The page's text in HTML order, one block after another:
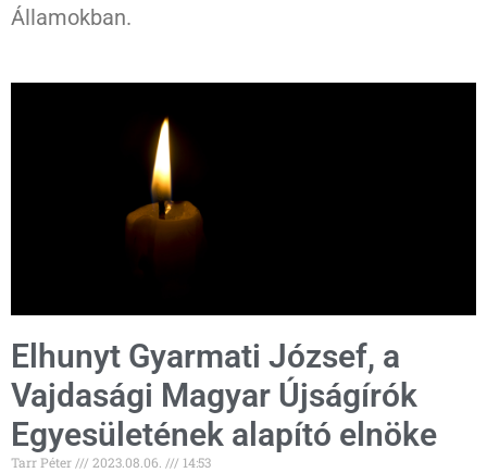
Államokban.
Elhunyt Gyarmati József, a
Vajdasági Magyar Újságírók
Egyesületének alapító elnöke
Tarr Péter 2023.08.06. 14:53